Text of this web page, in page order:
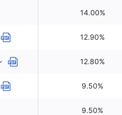
14.00%
12.90%
12.80%
9.50%
9.50%